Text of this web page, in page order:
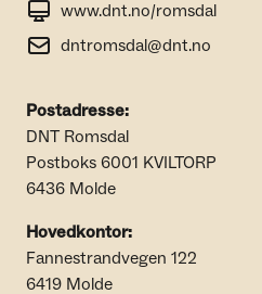
www.dnt.no/romsdal
dntromsdal@dnt.no
Postadresse:
DNT Romsdal
Postboks 6001 KVILTORP
6436 Molde
Hovedkontor:
Fannestrandvegen 122
6419 Molde